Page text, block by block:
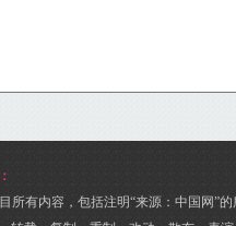
所有内容，包括注明“来源：中国网”